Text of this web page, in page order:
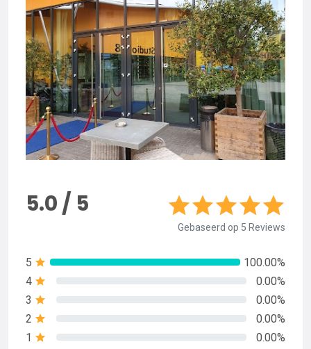
5.0 / 5
Gebaseerd op 5 Reviews
5
100.00%
4
0.00%
3
0.00%
2
0.00%
1
0.00%